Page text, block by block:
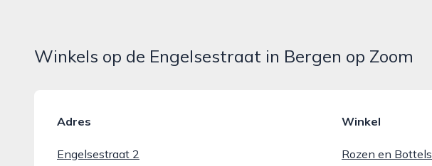
Winkels op de Engelsestraat in Bergen op Zoom
Adres Winkel
Engelsestraat 2 Rozen en Bottels